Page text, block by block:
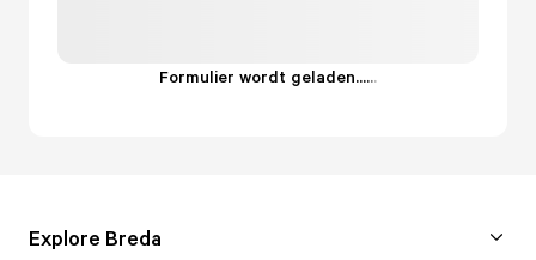
Formulier wordt geladen......
Explore Breda